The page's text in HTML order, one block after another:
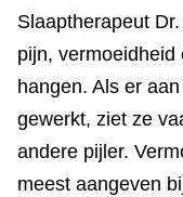
Slaaptherapeut
pijn, vermoeidheid
hangen. Als er
gewerkt, ziet ze
andere pijler.
meest aangeven